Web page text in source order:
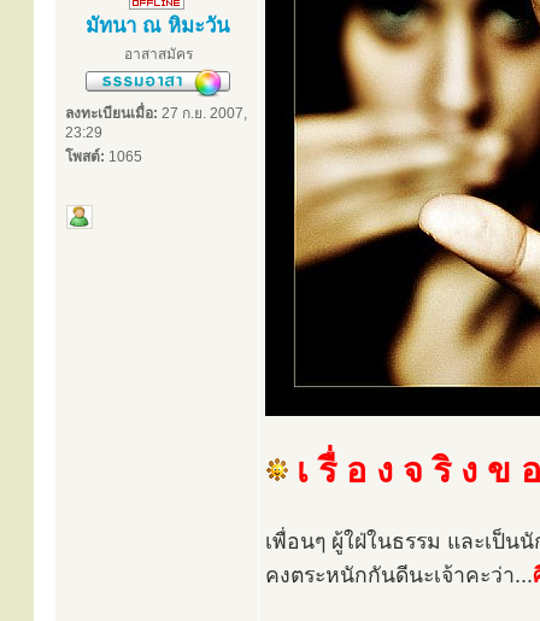
มัทนา ณ หิมะวัน
อาสาสมัคร
ลงทะเบียนเมื่อ: 27 ก.ย. 2007,
23:29
โพสต์: 1065
เ รื่ อ ง จ ริ ง ข
เพื่อนๆ ผู้ใฝ่ในธรรม และเป็น
คงตระหนักกันดีนะเจ้าคะว่า...